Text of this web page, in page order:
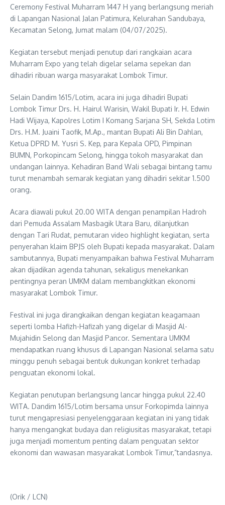
Ceremony Festival Muharram 1447 H yang berlangsung meriah
di Lapangan Nasional Jalan Patimura, Kelurahan Sandubaya,
Kecamatan Selong, Jumat malam (04/07/2025).
Kegiatan tersebut menjadi penutup dari rangkaian acara
Muharram Expo yang telah digelar selama sepekan dan
dihadiri ribuan warga masyarakat Lombok Timur.
Selain Dandim 1615/Lotim, acara ini juga dihadiri Bupati
Lombok Timur Drs. H. Hairul Warisin, Wakil Bupati Ir. H. Edwin
Hadi Wijaya, Kapolres Lotim I Komang Sarjana SH, Sekda Lotim
Drs. H.M. Juaini Taofik, M.Ap., mantan Bupati Ali Bin Dahlan,
Ketua DPRD M. Yusri S. Kep, para Kepala OPD, Pimpinan
BUMN, Porkopincam Selong, hingga tokoh masyarakat dan
undangan lainnya. Kehadiran Band Wali sebagai bintang tamu
turut menambah semarak kegiatan yang dihadiri sekitar 1.500
orang.
Acara diawali pukul 20.00 WITA dengan penampilan Hadroh
dari Pemuda Assalam Masbagik Utara Baru, dilanjutkan
dengan Tari Rudat, pemutaran video highlight kegiatan, serta
penyerahan klaim BPJS oleh Bupati kepada masyarakat. Dalam
sambutannya, Bupati menyampaikan bahwa Festival Muharram
akan dijadikan agenda tahunan, sekaligus menekankan
pentingnya peran UMKM dalam membangkitkan ekonomi
masyarakat Lombok Timur.
Festival ini juga dirangkaikan dengan kegiatan keagamaan
seperti lomba Hafizh-Hafizah yang digelar di Masjid Al-
Mujahidin Selong dan Masjid Pancor. Sementara UMKM
mendapatkan ruang khusus di Lapangan Nasional selama satu
minggu penuh sebagai bentuk dukungan konkret terhadap
penguatan ekonomi lokal.
Kegiatan penutupan berlangsung lancar hingga pukul 22.40
WITA. Dandim 1615/Lotim bersama unsur Forkopimda lainnya
turut mengapresiasi penyelenggaraan kegiatan ini yang tidak
hanya mengangkat budaya dan religiusitas masyarakat, tetapi
juga menjadi momentum penting dalam penguatan sektor
ekonomi dan wawasan masyarakat Lombok Timur,”tandasnya.
(Orik / LCN)